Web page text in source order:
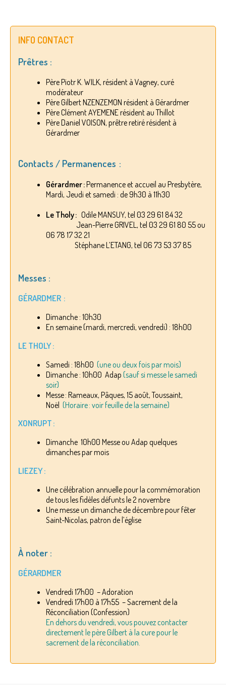
INFO CONTACT
Prêtres :
Père Piotr K. WILK, résident à Vagney, curé
modérateur
Père Gilbert NZENZEMON résident à Gérardmer
Père Clément AYEMENE résident au Thillot
Père Daniel VOISON, prêtre retiré résident à
Gérardmer
Contacts / Permanences :
Gérardmer :Permanence et accueil au Presbytère,
Mardi, Jeudi et samedi : de 9h30 à 11h30
Le Tholy : Odile MANSUY, tel 03 29 61 84 32
Jean-Pierre GRIVEL, tel 03 29 61 80 55 ou
06 78 17 32 21
Stéphane L’ETANG, tel 06 73 53 37 85
Messes :
GÉRARDMER :
Dimanche : 10h30
En semaine (mardi, mercredi, vendredi) : 18h00
LE THOLY :
Samedi : 18h00 (une ou deux fois par mois)
Dimanche : 10h00 Adap (sauf si messe le samedi
soir)
Messe : Rameaux, Pâques, 15 août, Toussaint,
Noël (Horaire : voir feuille de la semaine)
XONRUPT :
Dimanche 10h00 Messe ou Adap quelques
dimanches par mois
LIEZEY :
Une célébration annuelle pour la commémoration
de tous les fidèles défunts le 2 novembre
Une messe un dimanche de décembre pour fêter
Saint-Nicolas, patron de l’église
À noter :
GÉRARDMER
Vendredi 17h00 – Adoration
Vendredi 17h00 à 17h55 – Sacrement de la
Réconciliation (Confession)
En dehors du vendredi, vous pouvez contacter
directement le père Gilbert à la cure pour le
sacrement de la réconciliation.